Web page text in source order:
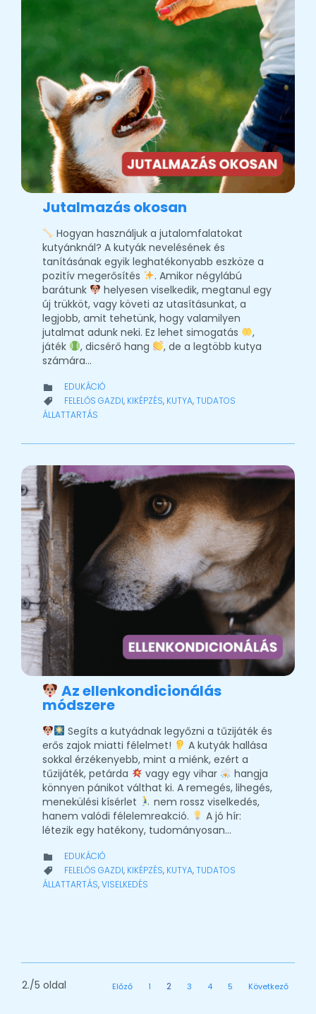
Jutalmazás okosan
Hogyan használjuk a jutalomfalatokat
kutyánknál? A kutyák nevelésének és
tanításának egyik leghatékonyabb eszköze a
pozitív megerősítés
. Amikor négylábú
barátunk
helyesen viselkedik, megtanul egy
új trükköt, vagy követi az utasításunkat, a
legjobb, amit tehetünk, hogy valamilyen
jutalmat adunk neki. Ez lehet simogatás
,
játék
, dicsérő hang
, de a legtöbb kutya
számára…
 CATEGORY
EDUKÁCIÓ
 CATEGORY
FELELŐS GAZDI, KIKÉPZÉS, KUTYA,TUDATOS
ÁLLATTARTÁS
Az ellenkondicionálás
módszere
Segíts a kutyádnak legyőzni a tűzijáték és
erős zajok miatti félelmet!
A kutyák hallása
sokkal érzékenyebb, mint a miénk, ezért a
tűzijáték, petárda
vagy egy vihar
hangja
könnyen pánikot válthat ki. A remegés, lihegés,
menekülési kísérlet
nem rossz viselkedés,
hanem valódi félelemreakció.
A jó hír:
létezik egy hatékony, tudományosan…
 CATEGORY
EDUKÁCIÓ
 CATEGORY
FELELŐS GAZDI, KIKÉPZÉS, KUTYA,TUDATOS
ÁLLATTARTÁS,VISELKEDÉS
2./5 oldal Előző 1 2 3 4 5 Következő